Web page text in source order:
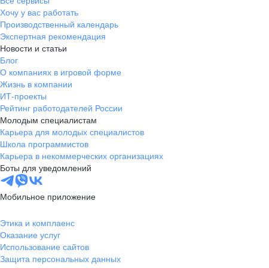
Хочу у вас работать
Производственный календарь
Экспертная рекомендация
Новости и статьи
Блог
О компаниях в игровой форме
Жизнь в компании
ИТ-проекты
Рейтинг работодателей России
Молодым специалистам
Карьера для молодых специалистов
Школа программистов
Карьера в некоммерческих организациях
Боты для уведомлений
Мобильное приложение
Этика и комплаенс
Оказание услуг
Использование сайтов
Защита персональных данных